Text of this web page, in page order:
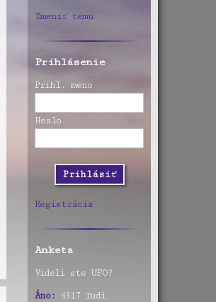
Zmeniť tému
Prihlásenie
Prihl. meno
Heslo
Registrácia
Anketa
Videli ste UFO?
Áno: 4317 ľudí